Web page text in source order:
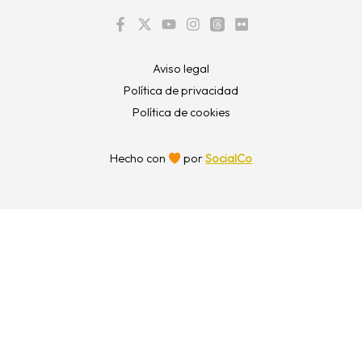
Aviso legal
Política de privacidad
Política de cookies
Hecho con porSocialCo